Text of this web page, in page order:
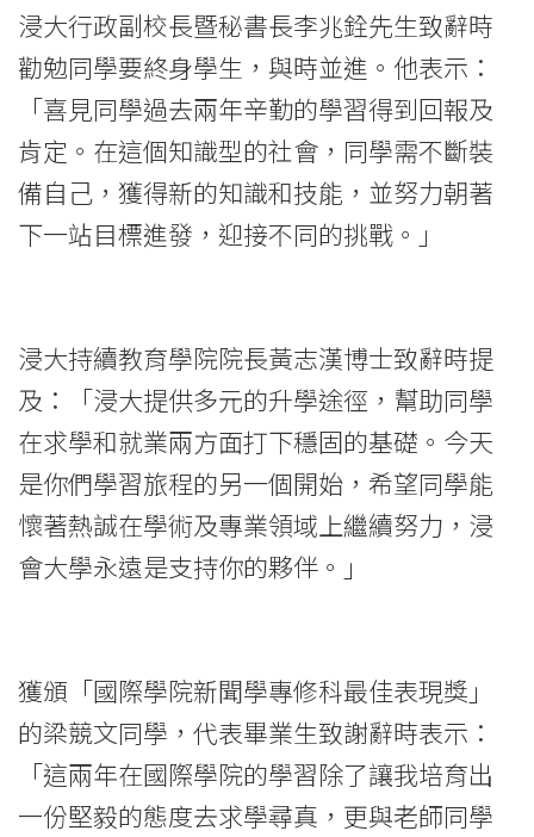
發
副
學
位
證
學
院
消
息
際
學
院
浸大行政副校長暨秘書長李兆銓先生致辭時
勸勉同學要終身學生，與時並進。他表示：
「喜見同學過去兩年辛勤的學習得到回報及
肯定。在這個知識型的社會，同學需不斷裝
備自己，獲得新的知識和技能，並努力朝著
下一站目標進發，迎接不同的挑戰。」
浸大持續教育學院院長黃志漢博士致辭時提
及：「浸大提供多元的升學途徑，幫助同學
在求學和就業兩方面打下穩固的基礎。今天
是你們學習旅程的另一個開始，希望同學能
懷著熱誠在學術及專業領域上繼續努力，浸
會大學永遠是支持你的夥伴。」
獲頒「國際學院新聞學專修科最佳表現獎」
的梁競文同學，代表畢業生致謝辭時表示：
「這兩年在國際學院的學習除了讓我培育出
一份堅毅的態度去求學尋真，更與老師同學